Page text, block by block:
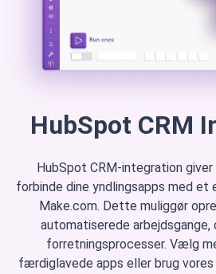
HubSpot CRM
HubSpot CRM-integration
forbinde dine yndlingsapps med
Make.com. Dette muliggør
automatiserede arbejdsgange,
forretningsprocesser. Vælg
færdiglavede apps eller brug